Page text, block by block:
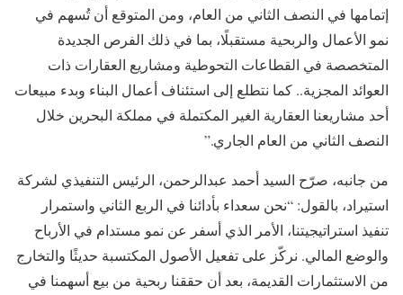
إتمامها في النصف الثاني من العام، ومن المتوقع أن تُسهم في
نمو الأعمال والربحية مستقبلًا، بما في ذلك الفرص الجديدة
المتخصصة في القطاعات التحوطية ومشاريع العقارات ذات
العوائد المجزية.. كما نتطلع إلى استئناف أعمال البناء وبدء مبيعات
أحد مشاريعنا العقارية الغير المكتملة في مملكة البحرين خلال
النصف الثاني من العام الجاري.”
من جانبه، صرّح السيد أحمد عبدالرحمن، الرئيس التنفيذي لشركة
استيراد، بالقول: “نحن سعداء بأدائنا في الربع الثاني واستمرار
تنفيذ استراتيجيتنا، الأمر الذي أسفر عن نمو مستدام في الأرباح
والوضع المالي. نركّز على تفعيل الأصول المكتسبة حديثًا والتخارج
من الاستثمارات القديمة، بعد أن حققنا ربحية من بيع أسهمنا في